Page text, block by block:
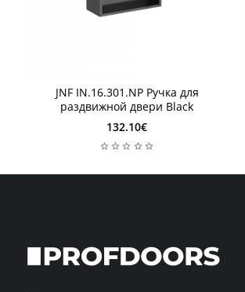
1 неделя
1 неделя
JNF IN.16.301.NP Ручка для
раздвижной двери Black
132.10€